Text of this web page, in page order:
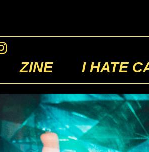
ZINE I HATE